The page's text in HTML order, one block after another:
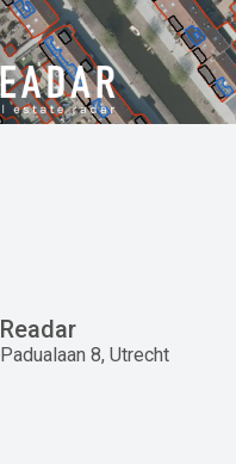
Readar
Padualaan 8, Utrecht